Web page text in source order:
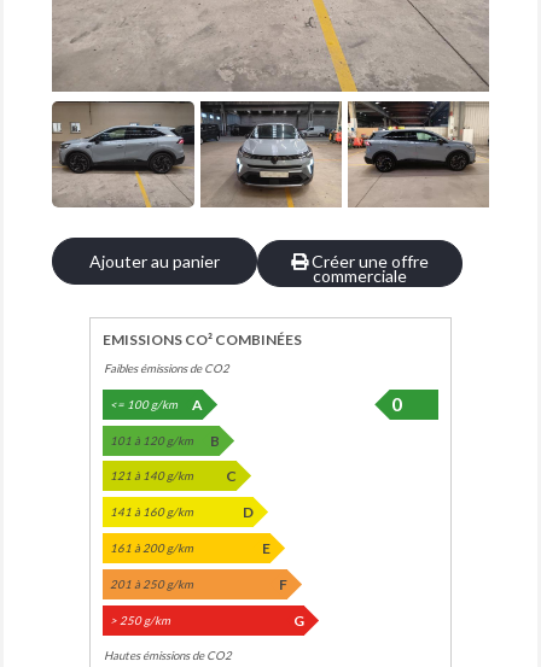
Ajouter au panier Créer une offre
commerciale
EMISSIONS CO² COMBINÉES
Faibles émissions de CO2
<= 100 g/km A 0
101 à 120 g/km B
121 à 140 g/km C
141 à 160 g/km D
161 à 200 g/km E
201 à 250 g/km F
> 250 g/km G
Hautes émissions de CO2